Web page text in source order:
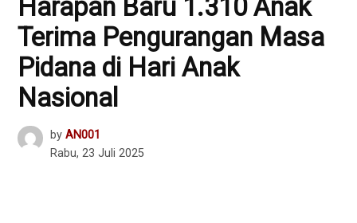
Harapan Baru 1.310 Anak
Terima Pengurangan Masa
Pidana di Hari Anak
Nasional
by AN001
Rabu, 23 Juli 2025